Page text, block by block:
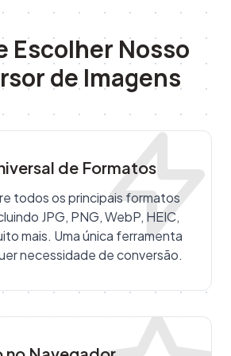
Escolher Nosso
de Imagens
de Formatos
todos os principais formatos
JPG, PNG, WebP, HEIC,
mais. Uma única ferramenta
necessidade de conversão.